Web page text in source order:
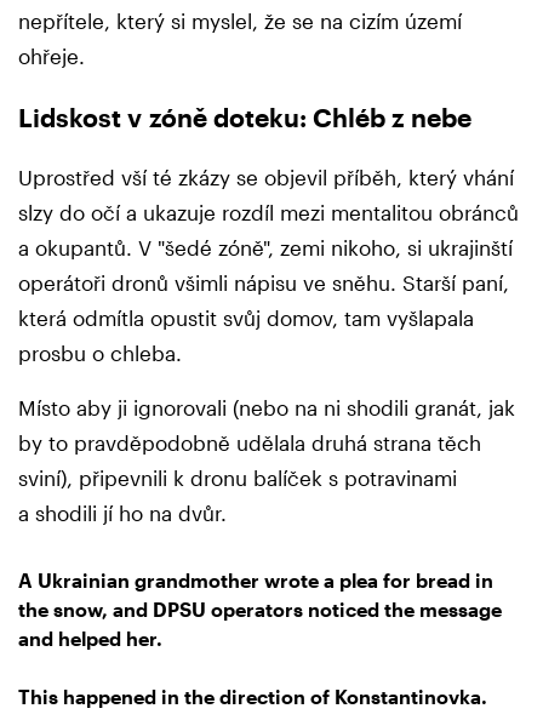
nepřítele, který si myslel, že se na cizím území
ohřeje.
Lidskost v zóně doteku: Chléb z nebe
Uprostřed vší té zkázy se objevil příběh, který vhání
slzy do očí a ukazuje rozdíl mezi mentalitou obránců
a okupantů. V "šedé zóně", zemi nikoho, si ukrajinští
operátoři dronů všimli nápisu ve sněhu. Starší paní,
která odmítla opustit svůj domov, tam vyšlapala
prosbu o chleba.
Místo aby ji ignorovali (nebo na ni shodili granát, jak
by to pravděpodobně udělala druhá strana těch
sviní), připevnili k dronu balíček s potravinami
a shodili jí ho na dvůr.
A Ukrainian grandmother wrote a plea for bread in
the snow, and DPSU operators noticed the message
and helped her.
This happened in the direction of Konstantinovka.